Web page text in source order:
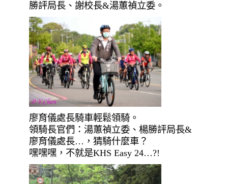
勝評局長、謝校長&湯蕙禎立委。
廖育儀處長騎車輕鬆領騎。
領騎長官們：湯蕙禎立委、楊勝評局長&
廖育儀處長…，猜騎什麼車？
嘿嘿嘿，不就是KHS Easy 24…?!